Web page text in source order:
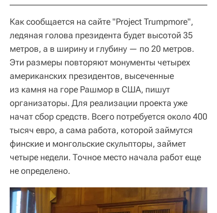
Как сообщается на сайте "Project Trumpmore",
ледяная голова президента будет высотой 35
метров, а в ширину и глубину — по 20 метров.
Эти размеры повторяют монументы четырех
американских президентов, высеченные
из камня на горе Рашмор в США, пишут
организаторы. Для реализации проекта уже
начат сбор средств. Всего потребуется около 400
тысяч евро, а сама работа, которой займутся
финские и монгольские скульпторы, займет
четыре недели. Точное место начала работ еще
не определено.